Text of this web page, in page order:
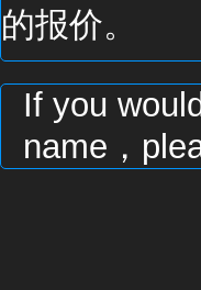
的报价。
If you
name，